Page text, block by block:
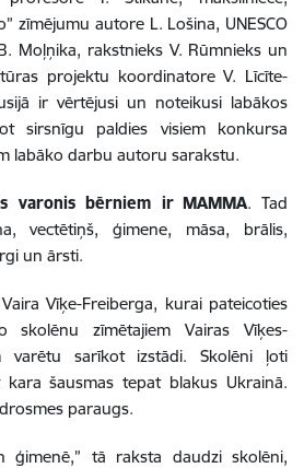
zīmējumu autore L. Lošina, UNESCO
Moļņika, rakstnieks V. Rūmnieks un
projektu koordinatore V. Līcīte-
ir vērtējusi un noteikusi labākos
sirsnīgu paldies visiem konkursa
labāko darbu autoru sarakstu.
varonis bērniem ir MAMMA. Tad
vectētiņš, ģimene, māsa, brālis,
un ārsti.
Vīķe-Freiberga, kurai pateicoties
skolēnu zīmētajiem Vairas Vīķes-
varētu sarīkot izstādi. Skolēni ļoti
šausmas tepat blakus Ukrainā.
paraugs.
ģimenē,” tā raksta daudzi skolēni,